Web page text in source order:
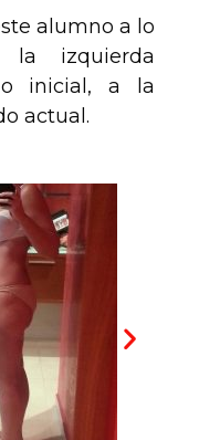
alumno a lo
izquierda
inicial, a la
actual.